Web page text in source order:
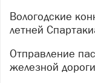
Вологодские конники выступили в финале XIII
летней
Отправление пассажиров со станций Северной
железной